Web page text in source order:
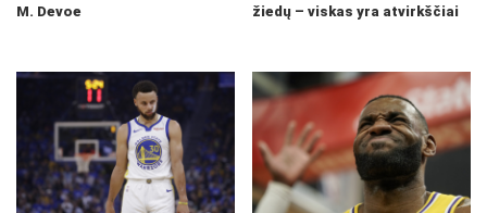
M. Devoe
žiedų – viskas yra atvirkščiai